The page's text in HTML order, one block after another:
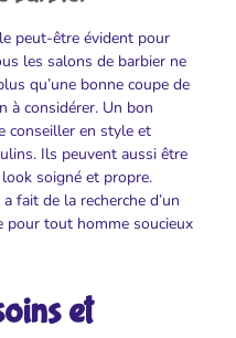
peut-être évident pour
les salons de barbier ne
qu’une bonne coupe de
à considérer. Un bon
conseiller en style et
Ils peuvent aussi être
soigné et propre.
fait de la recherche d’un
pour tout homme soucieux
et